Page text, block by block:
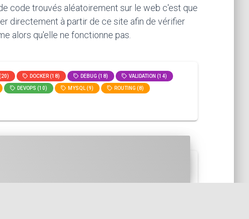
code trouvés aléatoirement sur le web c'est que
directement à partir de ce site afin de vérifier
alors qu'elle ne fonctionne pas.
DOCKER (18) DEBUG (18) VALIDATION (14)
DEVOPS (10) MYSQL (9) ROUTING (8)